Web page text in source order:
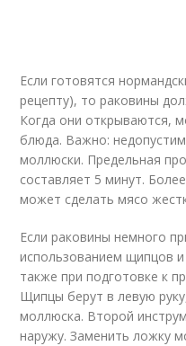
Если готовятся
рецепту), то раковины
Когда они открываются,
блюда. Важно:
моллюски. Предельная
составляет 5 минут.
может сделать мясо
Если раковины немного
использованием щипцов
также при подготовке к
Щипцы берут в левую
моллюска. Второй
наружу. Заменить ложку